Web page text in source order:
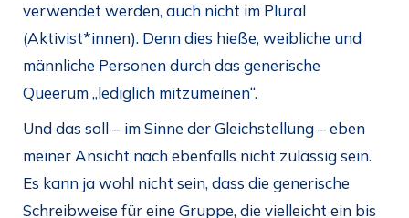
verwendet werden, auch nicht im Plural
(Aktivist*innen). Denn dies hieße, weibliche und
männliche Personen durch das generische
Queerum „lediglich mitzumeinen“.
Und das soll – im Sinne der Gleichstellung – eben
meiner Ansicht nach ebenfalls nicht zulässig sein.
Es kann ja wohl nicht sein, dass die generische
Schreibweise für eine Gruppe, die vielleicht ein bis